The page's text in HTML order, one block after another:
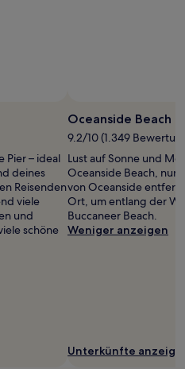
Pier – ideal
deines
Reisenden
viele
und
schöne
Oceanside Beach
9.2/10 (1.349
Lust auf Sonne und
Oceanside Beach, nur
von Oceanside
Ort, um entlang der
Buccaneer Beach.
Weniger anzeigen
Unterkünfte